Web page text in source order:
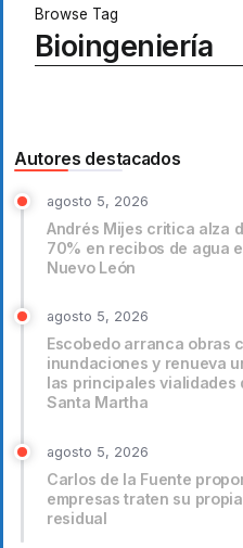
Browse Tag
Bioingeniería
Autores destacados
agosto 5, 2026
Andrés Mijes critica alza
70% en recibos de agua
Nuevo León
agosto 5, 2026
Escobedo arranca obras
inundaciones y renueva
las principales vialidades
Santa Martha
agosto 5, 2026
Carlos de la Fuente
empresas traten su
residual